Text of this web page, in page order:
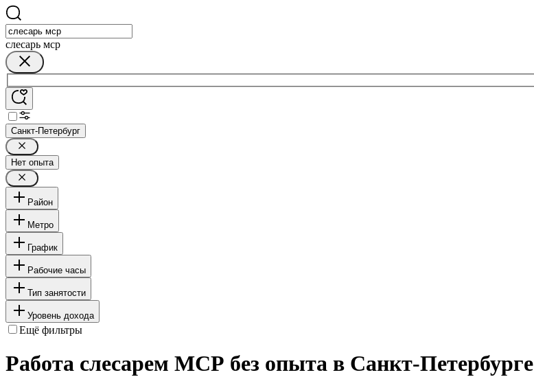
слесарь мср
Санкт-Петербург
Нет опыта
Район
Метро
График
Рабочие часы
Тип занятости
Уровень дохода
Ещё фильтры
Работа слесарем МСР без опыта в Санкт-Петербурге